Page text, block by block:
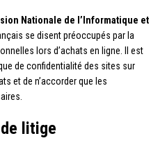
Nationale de l’Informatique et
se disent préoccupés par la
lors d’achats en ligne. Il est
de confidentialité des sites sur
et de n’accorder que les
litige